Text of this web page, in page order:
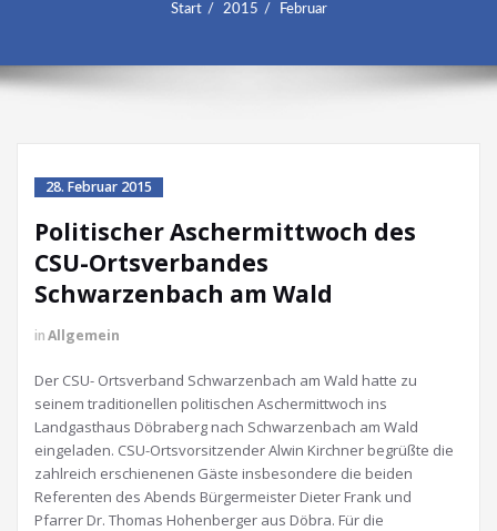
Start 2015 Februar
28. Februar 2015
Politischer Aschermittwoch des
CSU-Ortsverbandes
Schwarzenbach am Wald
inAllgemein
Der CSU- Ortsverband Schwarzenbach am Wald hatte zu
seinem traditionellen politischen Aschermittwoch ins
Landgasthaus Döbraberg nach Schwarzenbach am Wald
eingeladen. CSU-Ortsvorsitzender Alwin Kirchner begrüßte die
zahlreich erschienenen Gäste insbesondere die beiden
Referenten des Abends Bürgermeister Dieter Frank und
Pfarrer Dr. Thomas Hohenberger aus Döbra. Für die